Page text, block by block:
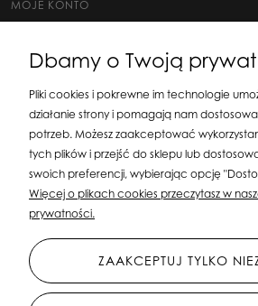
MOJE KONTO
Silit Group Maciej Suska
| ul. Astronomów 16,
sklepsusetti@gmail.com
Tel.: 508-107-
Dbamy o Twoją
Pliki cookies i pokrewne im technologie
działanie strony i pomagają nam
potrzeb. Możesz zaakceptować
tych plików i przejść do sklepu lub
swoich preferencji, wybierając opcję
Więcej o plikach cookies przeczytasz w
prywatności.
ZAAKCEPTUJ TYLKO